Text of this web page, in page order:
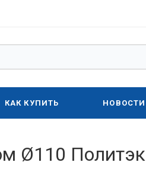
КАК КУПИТЬ НОВОСТИ
Ø110 Политэк